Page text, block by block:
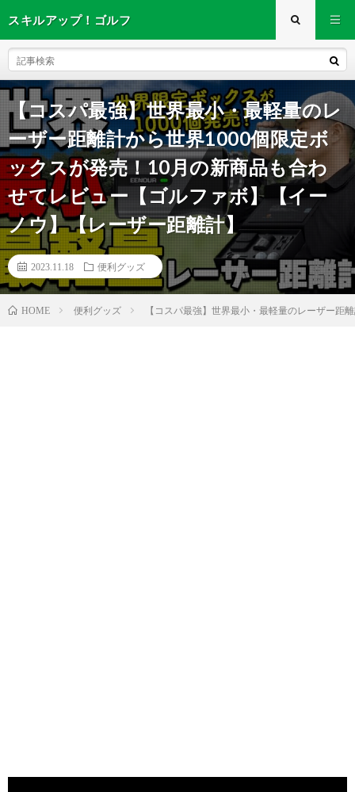
スキルアップ！ゴルフ
【コスパ最強】世界最小・最軽量のレ
ーザー距離計から世界1000個限定ボ
ックスが発売！10月の新商品も合わ
せてレビュー【ゴルファボ】【イー
ノウ】【レーザー距離計】
2023.11.18 便利グッズ
HOME 便利グッズ 【コスパ最強】世界最小・最軽量のレーザー